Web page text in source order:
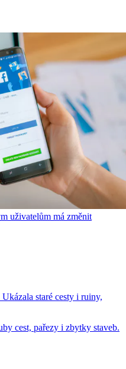
uživatelům má změnit
staré cesty i ruiny,
cest, pařezy i zbytky staveb.